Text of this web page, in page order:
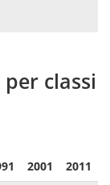
classi
2001 2011